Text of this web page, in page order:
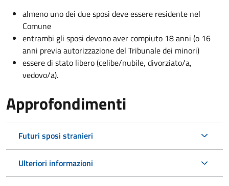
almeno uno dei due sposi deve essere residente nel
Comune
entrambi gli sposi devono aver compiuto 18 anni (o 16
anni previa autorizzazione del Tribunale dei minori)
essere di stato libero (celibe/nubile, divorziato/a,
vedovo/a).
Approfondimenti
Futuri sposi stranieri
Ulteriori informazioni